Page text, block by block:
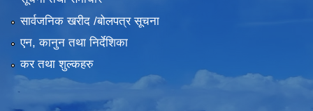
सार्वजनिक खरीद /बोलपत्र सूचना
एन, कानुन तथा निर्देशिका
कर तथा शुल्कहरु